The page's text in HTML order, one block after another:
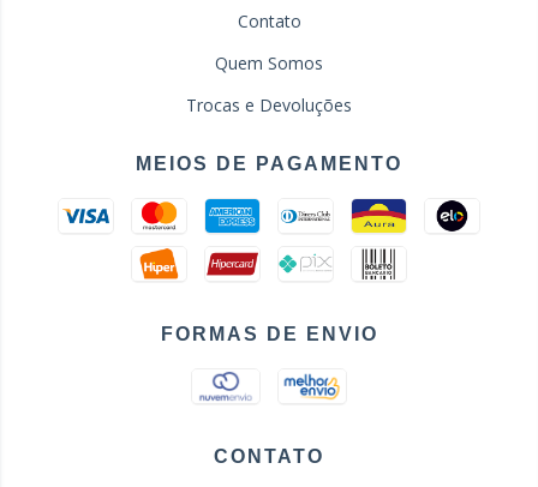
Contato
Quem Somos
Trocas e Devoluções
MEIOS DE PAGAMENTO
FORMAS DE ENVIO
CONTATO